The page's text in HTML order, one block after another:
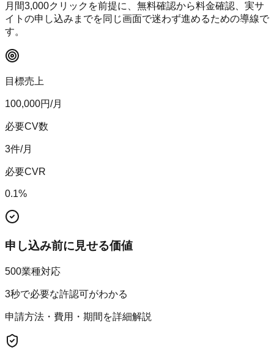
月間3,000クリックを前提に、無料確認から料金確認、実サ
イトの申し込みまでを同じ画面で迷わず進めるための導線で
す。
目標売上
100,000円/月
必要CV数
3件/月
必要CVR
0.1%
申し込み前に見せる価値
500業種対応
3秒で必要な許認可がわかる
申請方法・費用・期間を詳細解説